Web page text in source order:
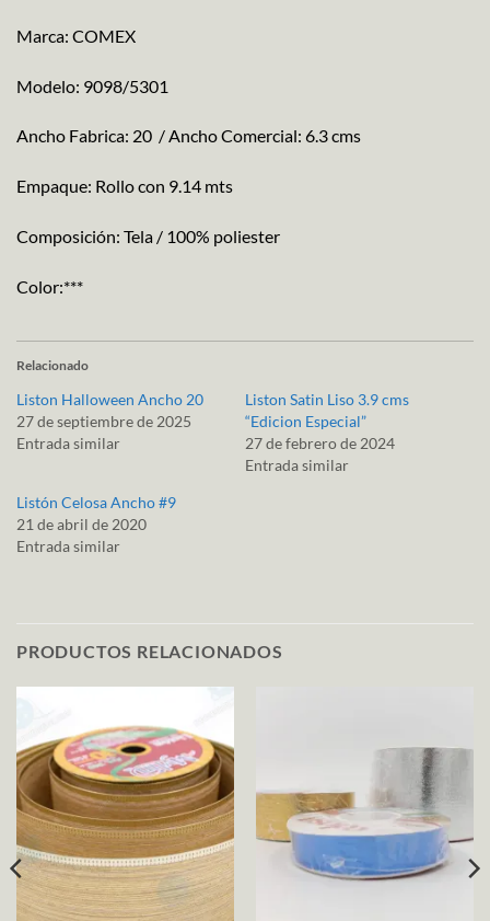
Marca: COMEX
Modelo: 9098/5301
Ancho Fabrica: 20 / Ancho Comercial: 6.3 cms
Empaque: Rollo con 9.14 mts
Composición: Tela / 100% poliester
Color:***
Relacionado
Liston Halloween Ancho 20
27 de septiembre de 2025
Entrada similar
Liston Satin Liso 3.9 cms
“Edicion Especial”
27 de febrero de 2024
Entrada similar
Listón Celosa Ancho #9
21 de abril de 2020
Entrada similar
PRODUCTOS RELACIONADOS